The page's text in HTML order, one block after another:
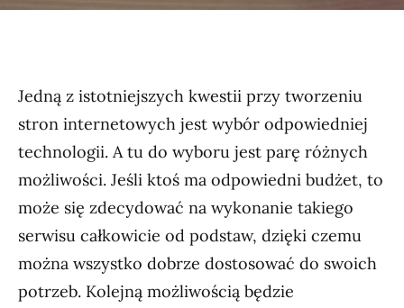
Jedną z istotniejszych kwestii przy tworzeniu
stron internetowych jest wybór odpowiedniej
technologii. A tu do wyboru jest parę różnych
możliwości. Jeśli ktoś ma odpowiedni budżet, to
może się zdecydować na wykonanie takiego
serwisu całkowicie od podstaw, dzięki czemu
można wszystko dobrze dostosować do swoich
potrzeb. Kolejną możliwością będzie